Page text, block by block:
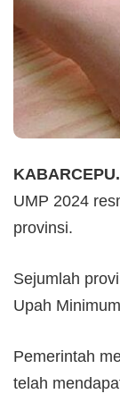
UMP 2024
provinsi.
Sejumlah
Upah
Pemerintah
telah